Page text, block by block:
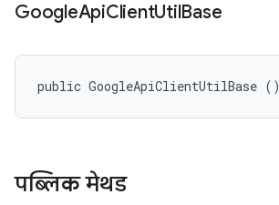
GoogleApiClientUtilBase
public GoogleApiClientUtilBase ()
पब्लिक मेथड